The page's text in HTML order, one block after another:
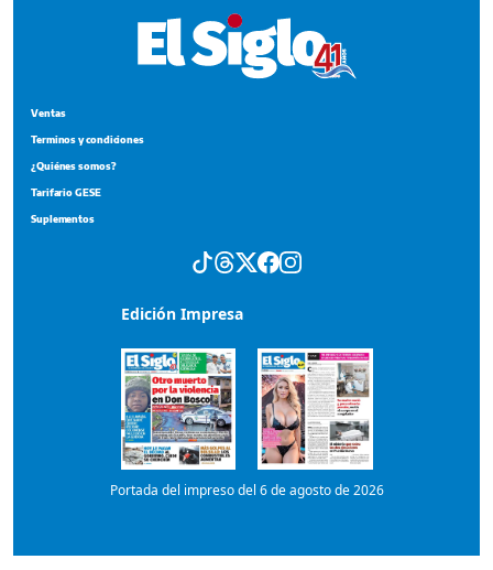
Suplementos
Portada del impreso del 6 de agosto de 2026